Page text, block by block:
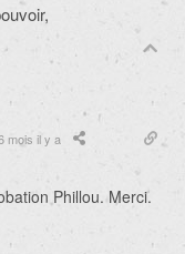
mois il y a
Phillou. Merci.